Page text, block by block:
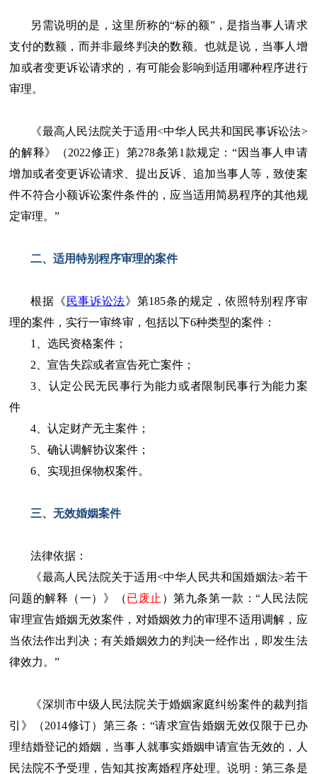
另需说明的是，这里所称的“标的额”，是指当事人请求
支付的数额，而并非最终判决的数额。也就是说，当事人增
加或者变更诉讼请求的，有可能会影响到适用哪种程序进行
审理。
《最高人民法院关于适用<中华人民共和国民事诉讼法>
的解释》（2022修正）第278条第1款规定：“因当事人申请
增加或者变更诉讼请求、提出反诉、追加当事人等，致使案
件不符合小额诉讼案件条件的，应当适用简易程序的其他规
定审理。”
二、适用特别程序审理的案件
根据《 民事诉讼法》第185条的规定，依照特别程序审
理的案件，实行一审终审，包括以下6种类型的案件：
1、选民资格案件；
2、宣告失踪或者宣告死亡案件；
3、认定公民无民事行为能力或者限制民事行为能力案
件
4、认定财产无主案件；
5、确认调解协议案件；
6、实现担保物权案件。
三、无效婚姻案件
法律依据：
《最高人民法院关于适用<中华人民共和国婚姻法>若干
问题的解释（一）》（已废止 ）第九条第一款：“人民法院
审理宣告婚姻无效案件，对婚姻效力的审理不适用调解，应
当依法作出判决；有关婚姻效力的判决一经作出，即发生法
律效力。”
《深圳市中级人民法院关于婚姻家庭纠纷案件的裁判指
引》（2014修订）第三条：“请求宣告婚姻无效仅限于已办
理结婚登记的婚姻，当事人就事实婚姻申请宣告无效的，人
民法院不予受理，告知其按离婚程序处理。说明：第三条是